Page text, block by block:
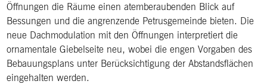
Öffnungen die Räume einen atemberaubenden Blick auf
Bessungen und die angrenzende Petrusgemeinde bieten. Die
neue Dachmodulation mit den Öffnungen interpretiert die
ornamentale Giebelseite neu, wobei die engen Vorgaben des
Bebauungsplans unter Berücksichtigung der Abstandsflächen
eingehalten werden.